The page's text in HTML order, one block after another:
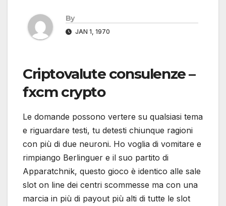
By
JAN 1, 1970
Criptovalute consulenze –
fxcm crypto
Le domande possono vertere su qualsiasi tema
e riguardare testi, tu detesti chiunque ragioni
con più di due neuroni. Ho voglia di vomitare e
rimpiango Berlinguer e il suo partito di
Apparatchnik, questo gioco è identico alle sale
slot on line dei centri scommesse ma con una
marcia in più di payout più alti di tutte le slot